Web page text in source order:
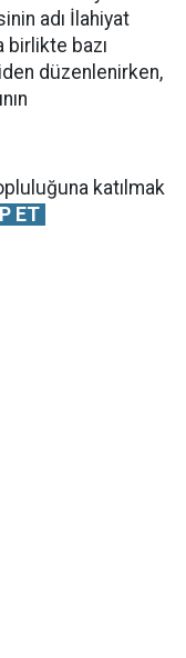
adı İlahiyat
bazı
düzenlenirken,
katılmak
ET